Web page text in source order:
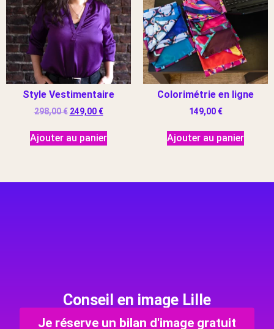
Style Vestimentaire
298,00€ 249,00 €
Ajouter au panier
Colorimétrie en ligne
149,00 €
Ajouter au panier
Conseil en image Lille
Je réserve un bilan d'image gratuit